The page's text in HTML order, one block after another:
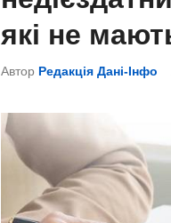
e
d
i
які не
Автор Редакція Дані-Інфо